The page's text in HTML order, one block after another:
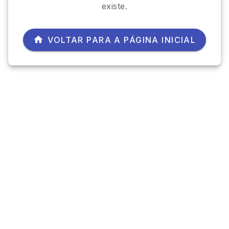
existe.
VOLTAR PARA A PÁGINA INICIAL